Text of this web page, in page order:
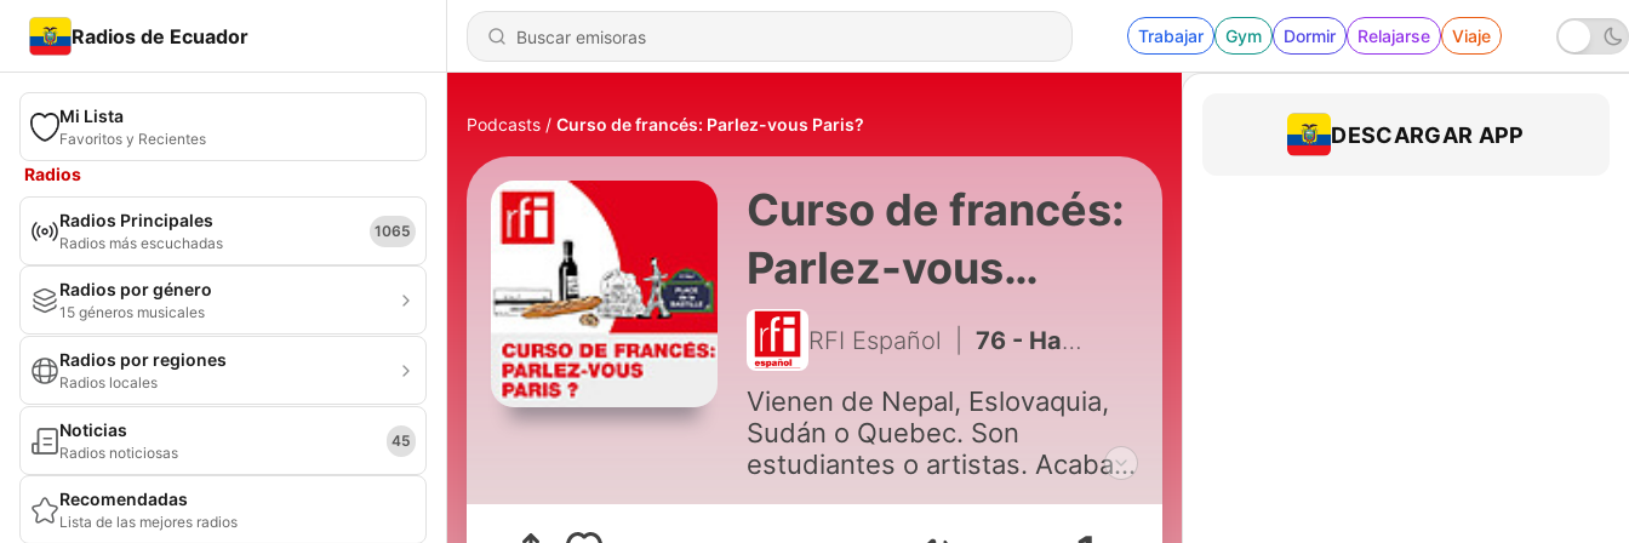
Radios de Ecuador Trabajar Gym Dormir Relajarse Viaje
Mi Lista
Favoritos y Recientes
Radios
Radios Principales
Radios más escuchadas
1065
Radios por género
15 géneros musicales
Radios por regiones
Radios locales
Noticias
Radios noticiosas
45
Recomendadas
Lista de las mejores radios
Podcasts Curso de francés: Parlez-vous Paris?
Curso de francés:
Parlez-vous
Paris?RFI Español 76 - Hacer deporte en París con toda seguridad
Vienen de Nepal, Eslovaquia,
Sudán o Quebec. Son
estudiantes o artistas. Acaban
DESCARGAR APP